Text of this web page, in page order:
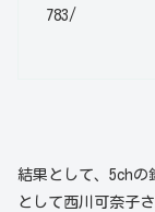
783/
結果として、5chの
として西川可奈子